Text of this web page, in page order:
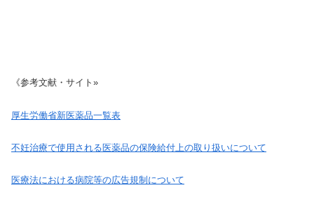
《参考文献・サイト»
厚生労働省新医薬品一覧表
不妊治療で使用される医薬品の保険給付上の取り扱いについて
医療法における病院等の広告規制について